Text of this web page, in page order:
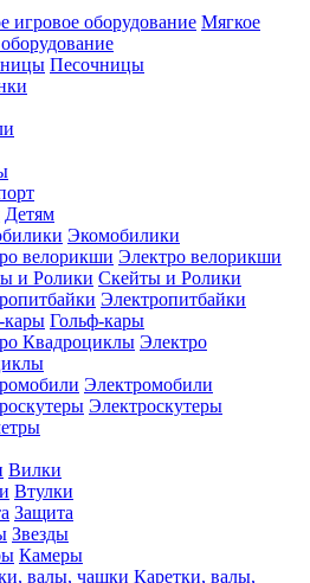
Мягкое
Песочницы
Детям
Экомобилики
Электро велорикши
Скейты и Ролики
Электропитбайки
Гольф-кары
Электро
Электромобили
Электроскутеры
Вилки
Втулки
Защита
Звезды
Камеры
Каретки, валы,